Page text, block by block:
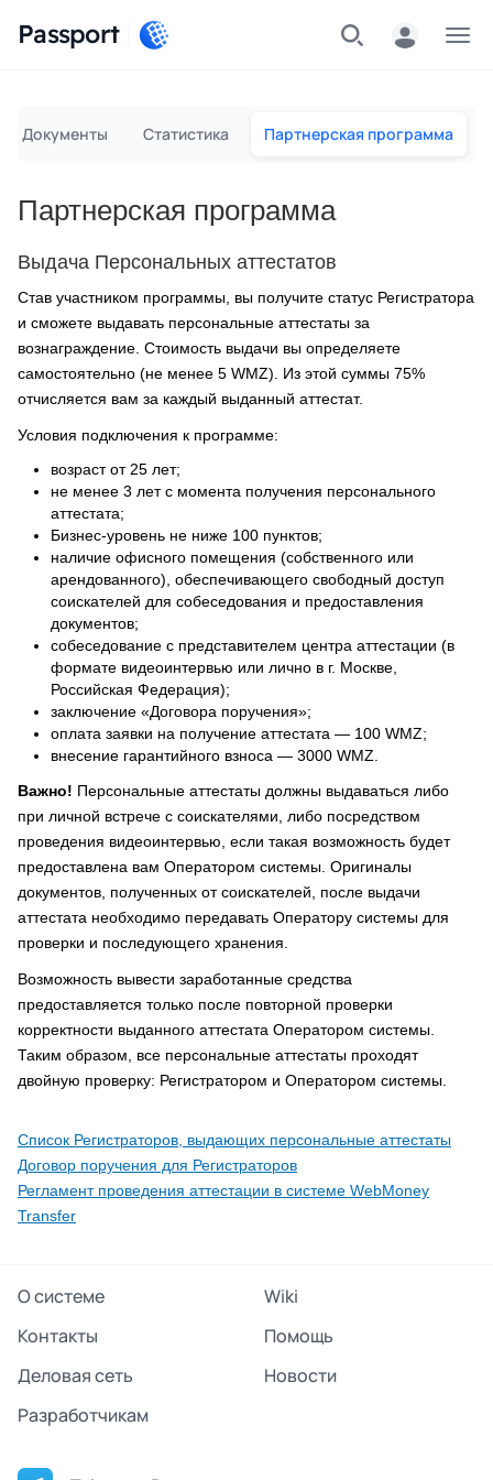
Passport
Документы Статистика Партнерская программа
Партнерская программа
Выдача Персональных аттестатов
Став участником программы, вы получите статус Регистратора
и сможете выдавать персональные аттестаты за
вознаграждение. Стоимость выдачи вы определяете
самостоятельно (не менее 5 WMZ). Из этой суммы 75%
отчисляется вам за каждый выданный аттестат.
Условия подключения к программе:
возраст от 25 лет;
не менее 3 лет с момента получения персонального
аттестата;
Бизнес-уровень не ниже 100 пунктов;
наличие офисного помещения (собственного или
арендованного), обеспечивающего свободный доступ
соискателей для собеседования и предоставления
документов;
собеседование с представителем центра аттестации (в
формате видеоинтервью или лично в г. Москве,
Российская Федерация);
заключение «Договора поручения»;
оплата заявки на получение аттестата — 100 WMZ;
внесение гарантийного взноса — 3000 WMZ.
Важно! Персональные аттестаты должны выдаваться либо
при личной встрече с соискателями, либо посредством
проведения видеоинтервью, если такая возможность будет
предоставлена вам Оператором системы. Оригиналы
документов, полученных от соискателей, после выдачи
аттестата необходимо передавать Оператору системы для
проверки и последующего хранения.
Возможность вывести заработанные средства
предоставляется только после повторной проверки
корректности выданного аттестата Оператором системы.
Таким образом, все персональные аттестаты проходят
двойную проверку: Регистратором и Оператором системы.
Список Регистраторов, выдающих персональные аттестаты
Договор поручения для Регистраторов
Регламент проведения аттестации в системе WebMoney
Transfer
О системе
Wiki
Контакты
Помощь
Деловая сеть
Новости
Разработчикам